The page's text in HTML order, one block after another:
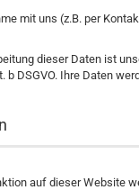
mit uns (z.B. per
dieser Daten ist
b DSGVO. Ihre Daten
auf dieser Website